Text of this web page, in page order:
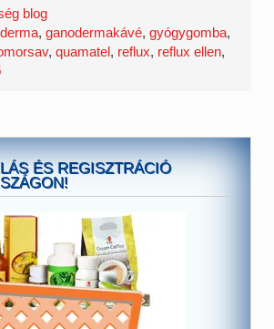
blog
,ganodermakávé,gyógygomba,
,quamatel, reflux, reflux ellen,
ÉS REGISZTRÁCIÓ